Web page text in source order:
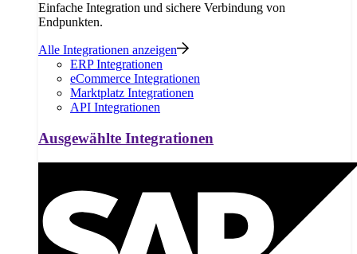
Einfache Integration und sichere Verbindung von
Endpunkten.
Alle Integrationen anzeigen
ERP Integrationen
eCommerce Integrationen
Marktplatz Integrationen
API Integrationen
Ausgewählte Integrationen